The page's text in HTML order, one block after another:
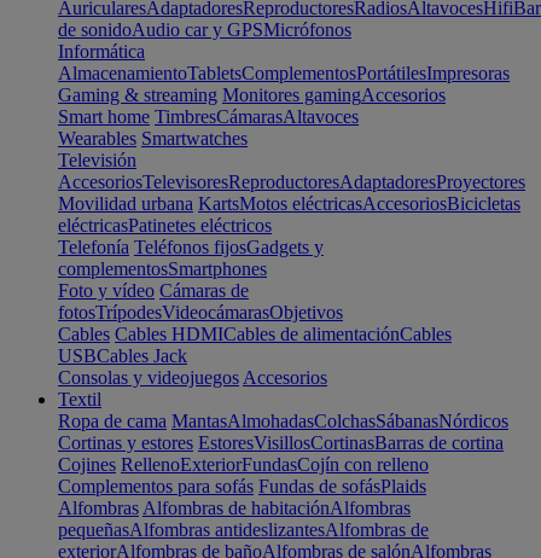
AuricularesAdaptadoresReproductoresRadiosAltavocesHifi
de sonidoAudio car y GPSMicrófonos
Informática
AlmacenamientoTabletsComplementosPortátilesImpresoras
Gaming & streaming Monitores gamingAccesorios
Smart home TimbresCámarasAltavoces
Wearables Smartwatches
Televisión
AccesoriosTelevisoresReproductoresAdaptadoresProyectores
Movilidad urbana KartsMotos eléctricasAccesoriosBicicletas
eléctricasPatinetes eléctricos
Telefonía Teléfonos fijosGadgets y
complementosSmartphones
Foto y vídeo Cámaras de
fotosTrípodesVideocámarasObjetivos
Cables Cables HDMICables de alimentaciónCables
USBCables Jack
Consolas y videojuegos Accesorios
Textil
Ropa de cama MantasAlmohadasColchasSábanasNórdicos
Cortinas y estores EstoresVisillosCortinasBarras de cortina
Cojines RellenoExteriorFundasCojín con relleno
Complementos para sofás Fundas de sofásPlaids
Alfombras Alfombras de habitaciónAlfombras
pequeñasAlfombras antideslizantesAlfombras de
exteriorAlfombras de bañoAlfombras de salónAlfombras